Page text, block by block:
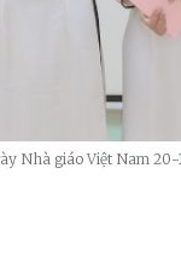
Nhà giáo Việt Nam 20-